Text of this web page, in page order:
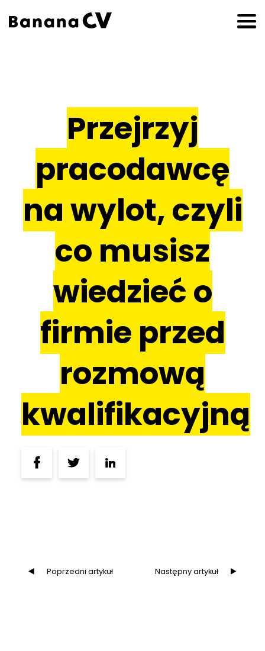
Przejrzyj
pracodawcę
na wylot, czyli
co musisz
wiedzieć o
firmie przed
rozmową
kwalifikacyjną
Poprzedni artykuł Następny artykuł